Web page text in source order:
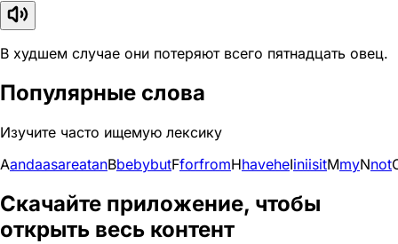
В худшем случае они потеряют всего пятнадцать овец.
Популярные слова
Изучите часто ищемую лексику
AandaasareatanBbebybutFforfromHhaveheIiniisitMmyNnot
Скачайте приложение, чтобы
открыть весь контент